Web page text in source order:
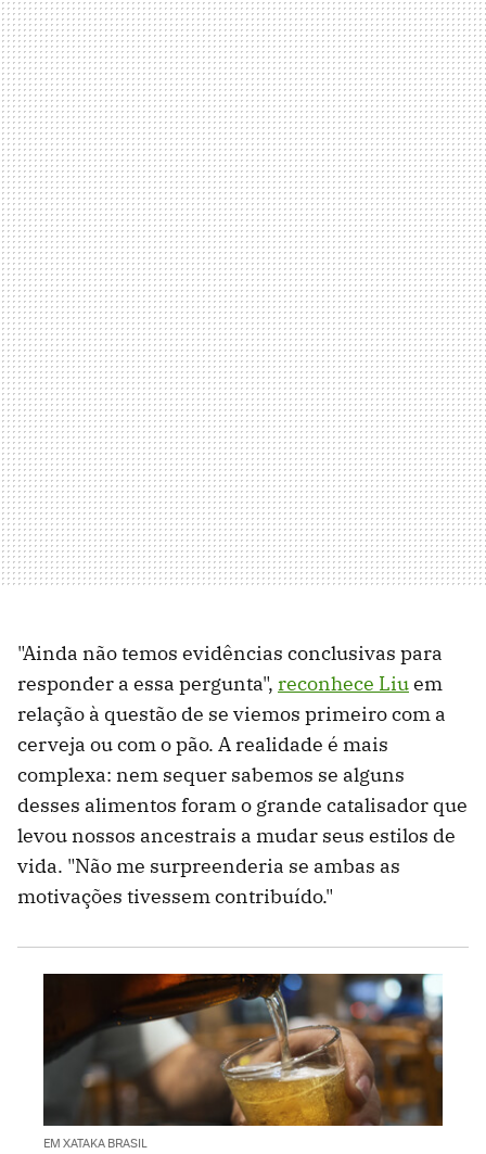
"Ainda não temos evidências conclusivas para
responder a essa pergunta", reconhece Liuem
relação à questão de se viemos primeiro com a
cerveja ou com o pão. A realidade é mais
complexa: nem sequer sabemos se alguns
desses alimentos foram o grande catalisador que
levou nossos ancestrais a mudar seus estilos de
vida. "Não me surpreenderia se ambas as
motivações tivessem contribuído."
EM XATAKA BRASIL